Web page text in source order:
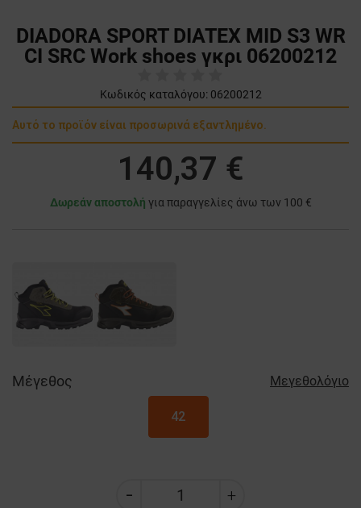
DIADORA SPORT DIATEX MID S3 WR
CI SRC Work shoes γκρι 06200212
Κωδικός καταλόγου: 06200212
Αυτό το προϊόν είναι προσωρινά εξαντλημένο.
140,37 €
Δωρεάν αποστολή για παραγγελίες άνω των 100 €
Μέγεθος Μεγεθολόγιο
42